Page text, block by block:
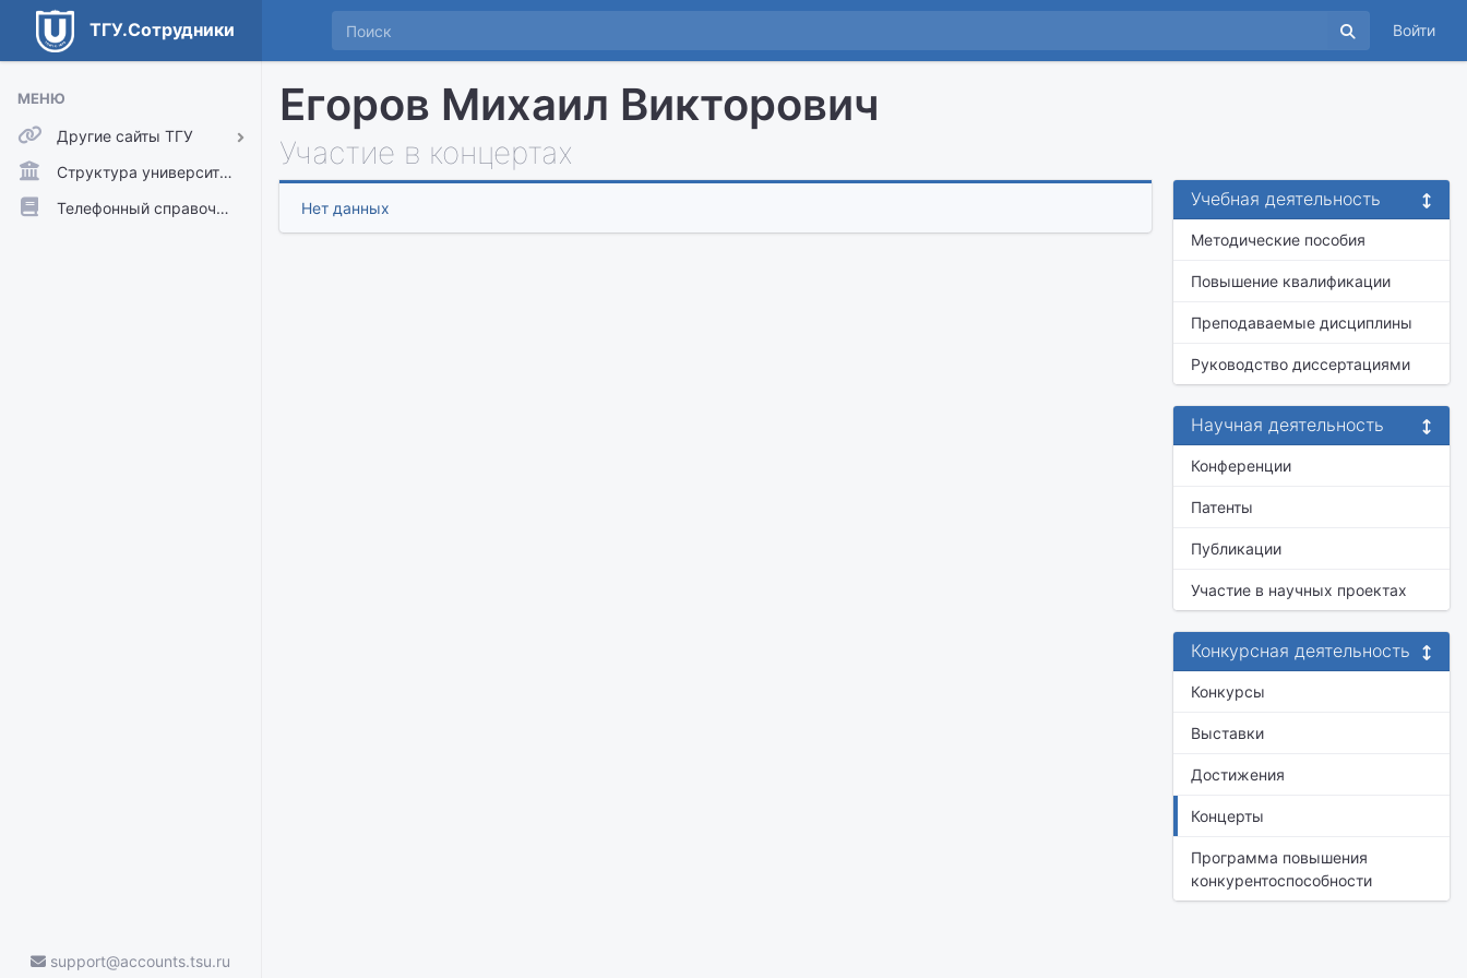
ТГУ.Сотрудники Войти
МЕНЮ
Другие сайты ТГУ
ТГУ.Аккаунты
ТГУ.Расписание
Структура университета
Телефонный справочник
support@accounts.tsu.ru
Егоров Михаил Викторович
Участие в концертах
Нет данных Учебная деятельность
Методические пособия
Повышение квалификации
Преподаваемые дисциплины
Руководство диссертациями
Научная деятельность
Конференции
Патенты
Публикации
Участие в научных проектах
Конкурсная деятельность
Конкурсы
Выставки
Достижения
Концерты
Программа повышения
конкурентоспособности